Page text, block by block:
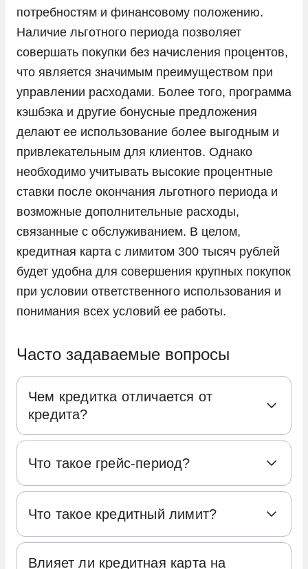
потребностям и финансовому положению.
Наличие льготного периода позволяет
совершать покупки без начисления процентов,
что является значимым преимуществом при
управлении расходами. Более того, программа
кэшбэка и другие бонусные предложения
делают ее использование более выгодным и
привлекательным для клиентов. Однако
необходимо учитывать высокие процентные
ставки после окончания льготного периода и
возможные дополнительные расходы,
связанные с обслуживанием. В целом,
кредитная карта с лимитом 300 тысяч рублей
будет удобна для совершения крупных покупок
при условии ответственного использования и
понимания всех условий ее работы.
Часто задаваемые вопросы
Чем кредитка отличается от
кредита?
Кредитные карты и потребительские
кредиты имеют ряд отличий, которые
заключаются в следующем:
Выдача средств. Потребительский
кредит предполагает получение всей
Что такое грейс-период?
Грейс-период, или льготный период,
представляет собой отрезок времени, в
течение которого банк не начисляет
Что такое кредитный лимит?
Кредитный лимит – это не просто число,
это максимальная доступная сумма,
Влияет ли кредитная карта на